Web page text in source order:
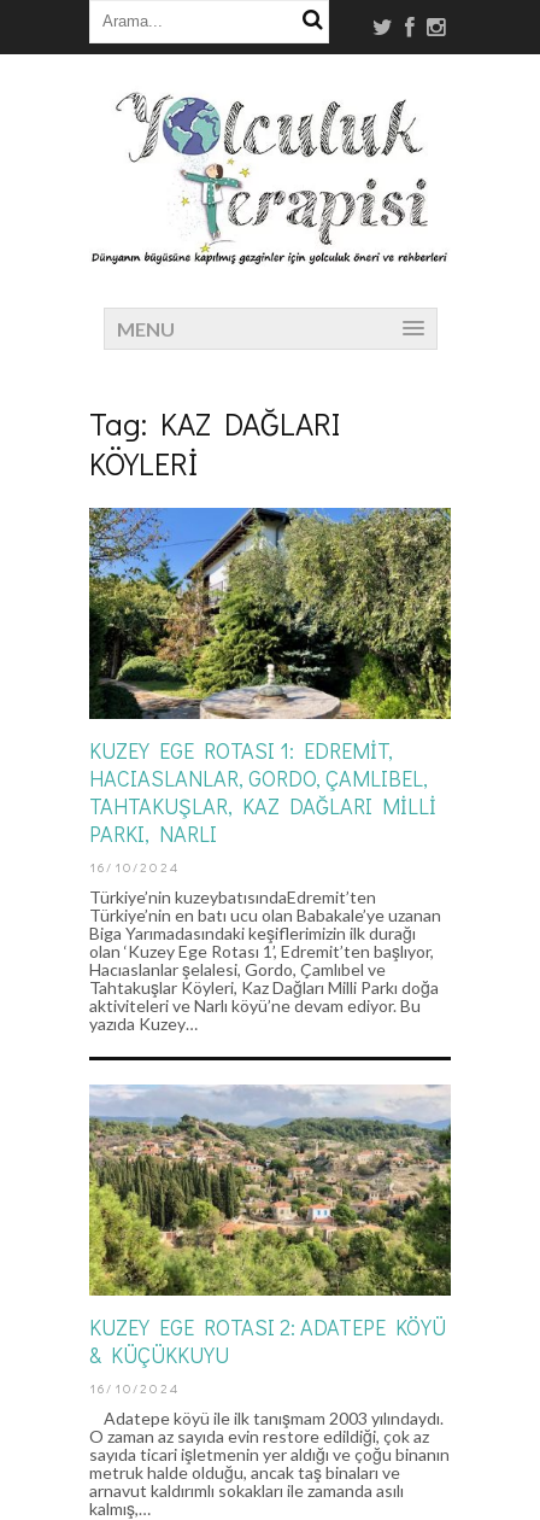
MENU
Tag: KAZ DAĞLARI
KÖYLERİ
KUZEY EGE ROTASI 1: EDREMIT,
HACIASLANLAR, GORDO, ÇAMLIBEL,
TAHTAKUŞLAR, KAZ DAĞLARI MILLI
PARKI, NARLI
16/10/2024
Türkiye’nin kuzeybatısındaEdremit’ten
Türkiye’nin en batı ucu olan Babakale’ye uzanan
Biga Yarımadasındaki keşiflerimizin ilk durağı
olan ‘Kuzey Ege Rotası 1’, Edremit’ten başlıyor,
Hacıaslanlar şelalesi, Gordo, Çamlıbel ve
Tahtakuşlar Köyleri, Kaz Dağları Milli Parkı doğa
aktiviteleri ve Narlı köyü’ne devam ediyor. Bu
yazıda Kuzey…
KUZEY EGE ROTASI 2: ADATEPE KÖYÜ
& KÜÇÜKKUYU
16/10/2024
Adatepe köyü ile ilk tanışmam 2003 yılındaydı.
O zaman az sayıda evin restore edildiği, çok az
sayıda ticari işletmenin yer aldığı ve çoğu binanın
metruk halde olduğu, ancak taş binaları ve
arnavut kaldırımlı sokakları ile zamanda asılı
kalmış,…